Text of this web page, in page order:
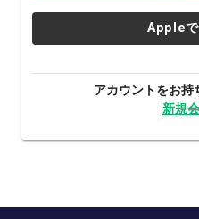
Apple
アカウントをお持
新規